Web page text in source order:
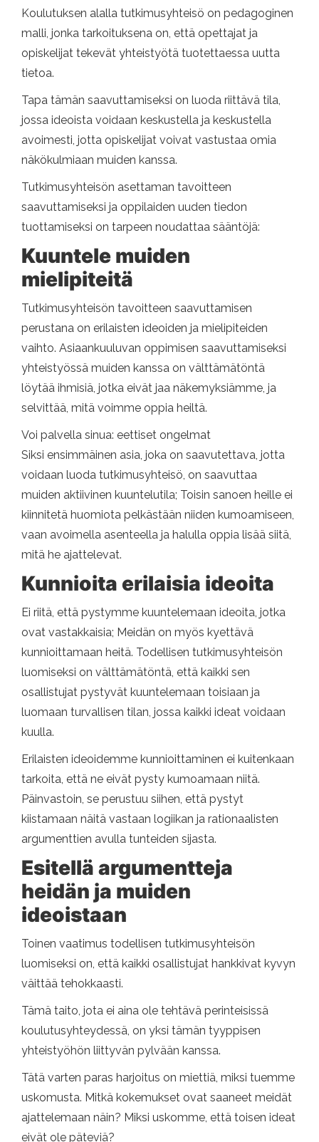
Koulutuksen alalla tutkimusyhteisö on pedagoginen
malli, jonka tarkoituksena on, että opettajat ja
opiskelijat tekevät yhteistyötä tuotettaessa uutta
tietoa.
Tapa tämän saavuttamiseksi on luoda riittävä tila,
jossa ideoista voidaan keskustella ja keskustella
avoimesti, jotta opiskelijat voivat vastustaa omia
näkökulmiaan muiden kanssa.
Tutkimusyhteisön asettaman tavoitteen
saavuttamiseksi ja oppilaiden uuden tiedon
tuottamiseksi on tarpeen noudattaa sääntöjä:
Kuuntele muiden
mielipiteitä
Tutkimusyhteisön tavoitteen saavuttamisen
perustana on erilaisten ideoiden ja mielipiteiden
vaihto. Asiaankuuluvan oppimisen saavuttamiseksi
yhteistyössä muiden kanssa on välttämätöntä
löytää ihmisiä, jotka eivät jaa näkemyksiämme, ja
selvittää, mitä voimme oppia heiltä.
Voi palvella sinua: eettiset ongelmat
Siksi ensimmäinen asia, joka on saavutettava, jotta
voidaan luoda tutkimusyhteisö, on saavuttaa
muiden aktiivinen kuuntelutila; Toisin sanoen heille ei
kiinnitetä huomiota pelkästään niiden kumoamiseen,
vaan avoimella asenteella ja halulla oppia lisää siitä,
mitä he ajattelevat.
Kunnioita erilaisia ​​ideoita
Ei riitä, että pystymme kuuntelemaan ideoita, jotka
ovat vastakkaisia; Meidän on myös kyettävä
kunnioittamaan heitä. Todellisen tutkimusyhteisön
luomiseksi on välttämätöntä, että kaikki sen
osallistujat pystyvät kuuntelemaan toisiaan ja
luomaan turvallisen tilan, jossa kaikki ideat voidaan
kuulla.
Erilaisten ideoidemme kunnioittaminen ei kuitenkaan
tarkoita, että ne eivät pysty kumoamaan niitä.
Päinvastoin, se perustuu siihen, että pystyt
kiistamaan näitä vastaan ​​logiikan ja rationaalisten
argumenttien avulla tunteiden sijasta.
Esitellä argumentteja
heidän ja muiden
ideoistaan
Toinen vaatimus todellisen tutkimusyhteisön
luomiseksi on, että kaikki osallistujat hankkivat kyvyn
väittää tehokkaasti.
Tämä taito, jota ei aina ole tehtävä perinteisissä
koulutusyhteydessä, on yksi tämän tyyppisen
yhteistyöhön liittyvän pylvään kanssa.
Tätä varten paras harjoitus on miettiä, miksi tuemme
uskomusta. Mitkä kokemukset ovat saaneet meidät
ajattelemaan näin? Miksi uskomme, että toisen ideat
eivät ole päteviä?